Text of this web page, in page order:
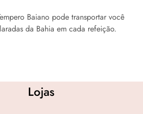
Baiano pode transportar você
da Bahia em cada refeição.
Lojas